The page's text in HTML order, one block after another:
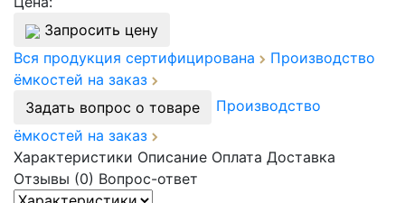
Запросить цену
Вся продукция сертифицирована
Производство
ёмкостей на заказ
Задать вопрос о товаре
Производство
ёмкостей на заказ
Характеристики Описание Оплата Доставка
Отзывы (0) Вопрос-ответ